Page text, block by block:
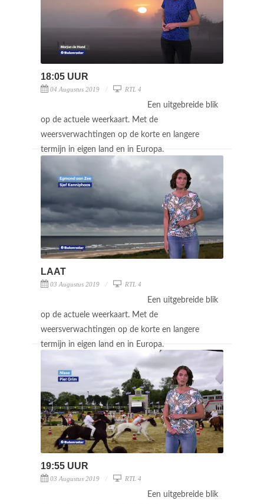
18:05 UUR
04 Augustus 2019 RTL 4
Een uitgebreide blik
op de actuele weerkaart. Met de
weersverwachtingen op de korte en langere
termijn in eigen land en in Europa.
LAAT
03 Augustus 2019 RTL 4
Een uitgebreide blik
op de actuele weerkaart. Met de
weersverwachtingen op de korte en langere
termijn in eigen land en in Europa.
19:55 UUR
03 Augustus 2019 RTL 4
Een uitgebreide blik